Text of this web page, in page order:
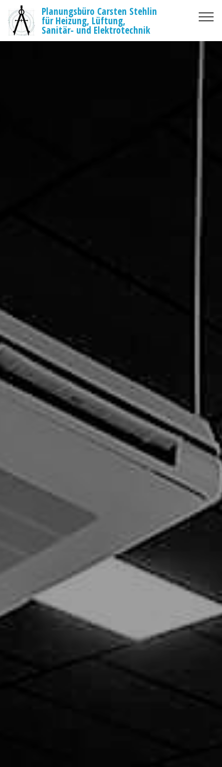
Planungsbüro Carsten Stehlin
für Heizung, Lüftung,
Sanitär- und Elektrotechnik